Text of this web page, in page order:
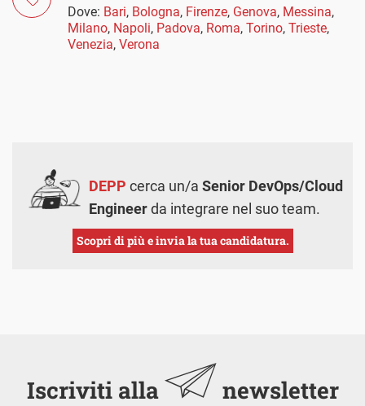
Dove: Bari, Bologna, Firenze, Genova, Messina,
Milano, Napoli, Padova, Roma, Torino, Trieste,
Venezia, Verona
DEPP cerca un/a Senior DevOps/Cloud
Engineerda integrare nel suo team.
Scopri di più e invia la tua candidatura.
Iscriviti alla newsletter